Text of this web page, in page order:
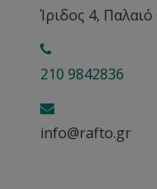
Ίριδος 4,
210 9842836
info@rafto.gr